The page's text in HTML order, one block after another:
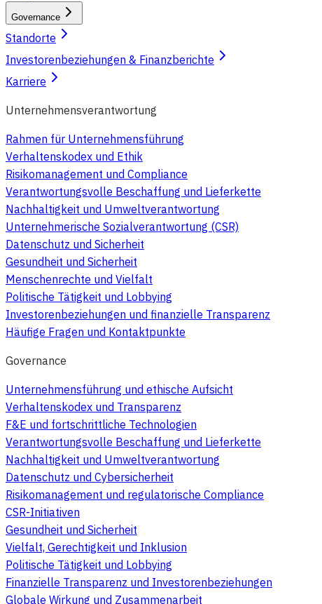
Governance
Standorte
Investorenbeziehungen & Finanzberichte
Karriere
Unternehmensverantwortung
Rahmen für Unternehmensführung
Verhaltenskodex und Ethik
Risikomanagement und Compliance
Verantwortungsvolle Beschaffung und Lieferkette
Nachhaltigkeit und Umweltverantwortung
Unternehmerische Sozialverantwortung (CSR)
Datenschutz und Sicherheit
Gesundheit und Sicherheit
Menschenrechte und Vielfalt
Politische Tätigkeit und Lobbying
Investorenbeziehungen und finanzielle Transparenz
Häufige Fragen und Kontaktpunkte
Governance
Unternehmensführung und ethische Aufsicht
Verhaltenskodex und Transparenz
F&E und fortschrittliche Technologien
Verantwortungsvolle Beschaffung und Lieferkette
Nachhaltigkeit und Umweltverantwortung
Datenschutz und Cybersicherheit
Risikomanagement und regulatorische Compliance
CSR-Initiativen
Gesundheit und Sicherheit
Vielfalt, Gerechtigkeit und Inklusion
Politische Tätigkeit und Lobbying
Finanzielle Transparenz und Investorenbeziehungen
Globale Wirkung und Zusammenarbeit